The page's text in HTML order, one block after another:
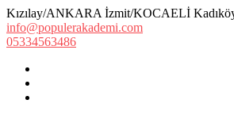
Kızılay/ANKARA İzmit/KOCAELİ
info@populerakademi.com
05334563486